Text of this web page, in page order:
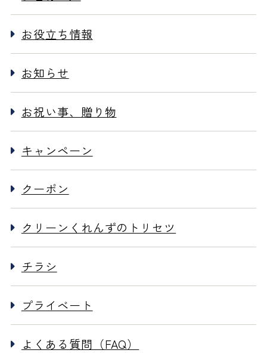
お役立ち情報
お知らせ
お祝い事、贈り物
キャンペーン
クーポン
クリーンくれんずのトリセツ
チラシ
プライベート
よくある質問（FAQ）